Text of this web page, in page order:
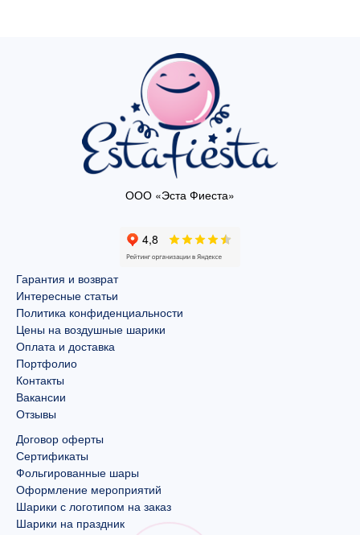
ООО «Эста Фиеста»
Гарантия и возврат
Интересные статьи
Политика конфиденциальности
Цены на воздушные шарики
Оплата и доставка
Портфолио
Контакты
Вакансии
Отзывы
Договор оферты
Сертификаты
Фольгированные шары
Оформление мероприятий
Шарики с логотипом на заказ
Шарики на праздник